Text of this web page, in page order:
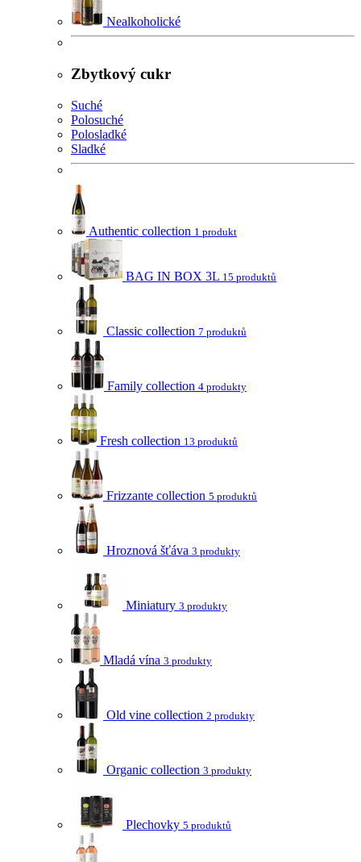
Nealkoholické
Zbytkový cukr
Suché
Polosuché
Polosladké
Sladké
Authentic collection 1 produkt
BAG IN BOX 3L 15 produktů
Classic collection 7 produktů
Family collection 4 produkty
Fresh collection 13 produktů
Frizzante collection 5 produktů
Hroznová šťáva 3 produkty
Miniatury 3 produkty
Mladá vína 3 produkty
Old vine collection 2 produkty
Organic collection 3 produkty
Plechovky 5 produktů